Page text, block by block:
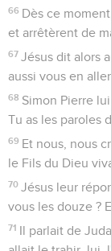
66 Dès ce
et arrêtèrent de
67 Jésus dit alors
aussi vous en aller
68 Simon Pierre
Tu as les paroles
69 Et nous, nous
le Fils du Dieu
70 Jésus leur
vous les douze ?
71 Il parlait de